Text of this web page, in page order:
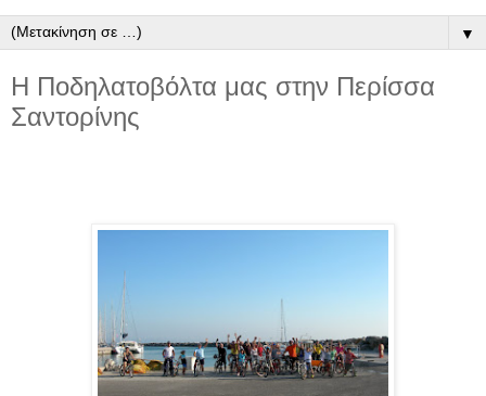
▼
Η Ποδηλατοβόλτα μας στην Περίσσα
Σαντορίνης